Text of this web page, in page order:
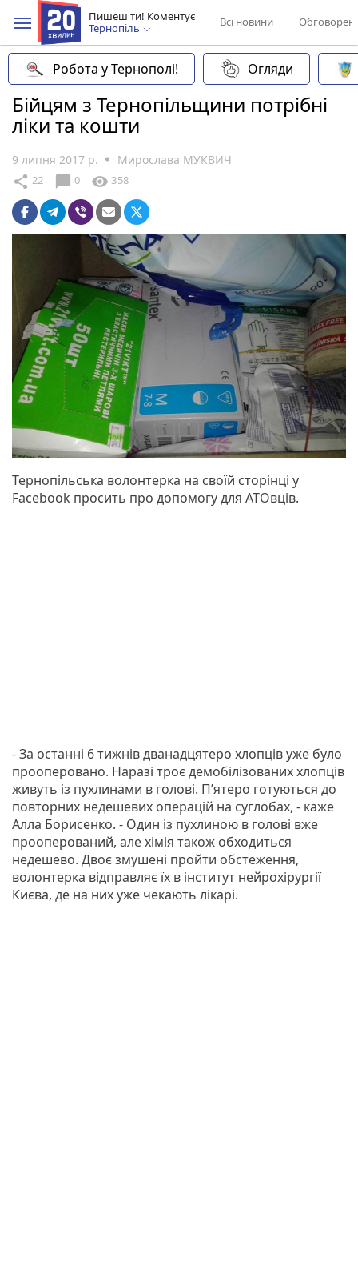
Пишеш ти! Коментує
Тернопіль
Всі новини
Робота у Тернополі! Огляди
Бійцям з Тернопільщини потрібні
ліки та кошти
9 липня 2017 р. Мирослава МУКВИЧ
share 22 chat_bubble 0 visibility 358
Тернопільська волонтерка на своїй сторінці у
Facebook просить про допомогу для АТОвців.
- За останні 6 тижнів дванадцятеро хлопців уже було
прооперовано. Наразі троє демобілізованих хлопців
живуть із пухлинами в голові. П’ятеро готуються до
повторних недешевих операцій на суглобах, - каже
Алла Борисенко. - Один із пухлиною в голові вже
прооперований, але хімія також обходиться
недешево. Двоє змушені пройти обстеження,
волонтерка відправляє їх в інститут нейрохірургії
Києва, де на них уже чекають лікарі.